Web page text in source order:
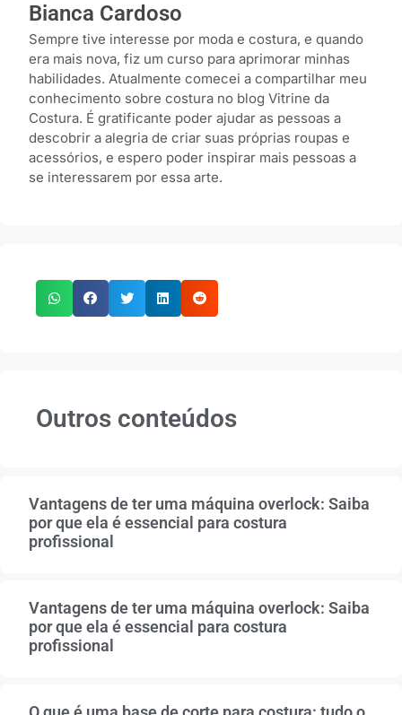
Bianca Cardoso
Sempre tive interesse por moda e costura, e quando
era mais nova, fiz um curso para aprimorar minhas
habilidades. Atualmente comecei a compartilhar meu
conhecimento sobre costura no blog Vitrine da
Costura. É gratificante poder ajudar as pessoas a
descobrir a alegria de criar suas próprias roupas e
acessórios, e espero poder inspirar mais pessoas a
se interessarem por essa arte.
Outros conteúdos
Vantagens de ter uma máquina overlock: Saiba
por que ela é essencial para costura
profissional
Vantagens de ter uma máquina overlock: Saiba
por que ela é essencial para costura
profissional